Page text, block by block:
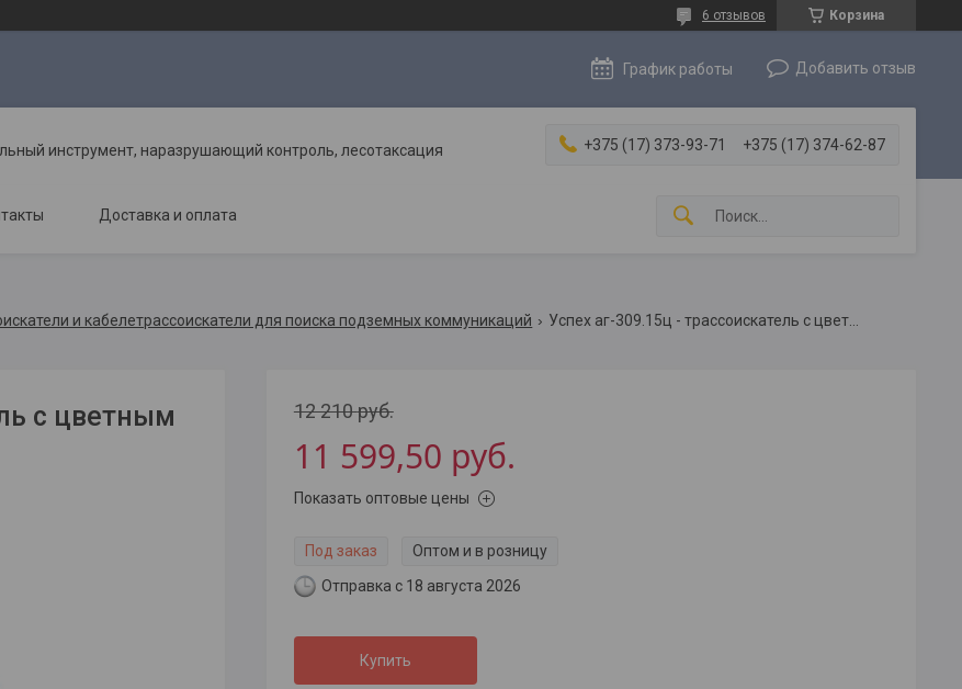
Корзина
6 отзывов
График работы Добавить отзыв
инструмент, наразрушающий контроль, лесотаксация +375 (17) 373-93-71 +375 (17) 374-62-87
Доставка и оплата
и кабелетрассоискатели для поиска подземных коммуникаций Успех аг-309.15ц - трассоискатель с цветным экраном
с цветным
12 210руб.
11 599,50 руб.
Показать оптовые цены
Под заказ
Оптом и в розницу
Отправка с 18 августа 2026
Купить